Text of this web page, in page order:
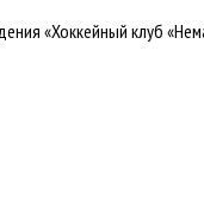
«Хоккейный клуб